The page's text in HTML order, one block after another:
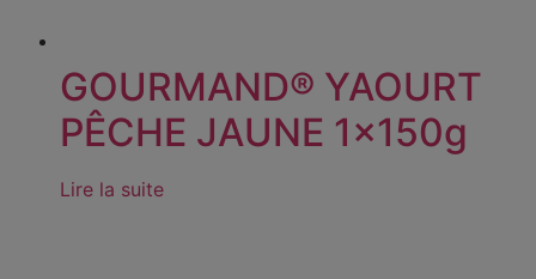
GOURMAND® YAOURT
PÊCHE JAUNE 1x150g
Lire la suite